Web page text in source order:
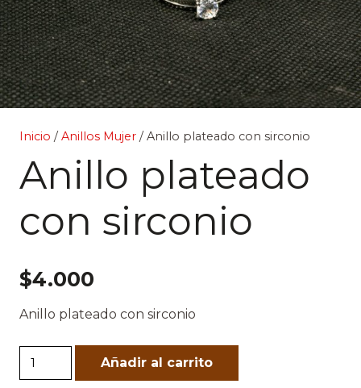
Inicio /Anillos Mujer / Anillo plateado con sirconio
Anillo plateado
con sirconio
$4.000
Anillo plateado con sirconio
Anillo
plateado
Añadir al carrito